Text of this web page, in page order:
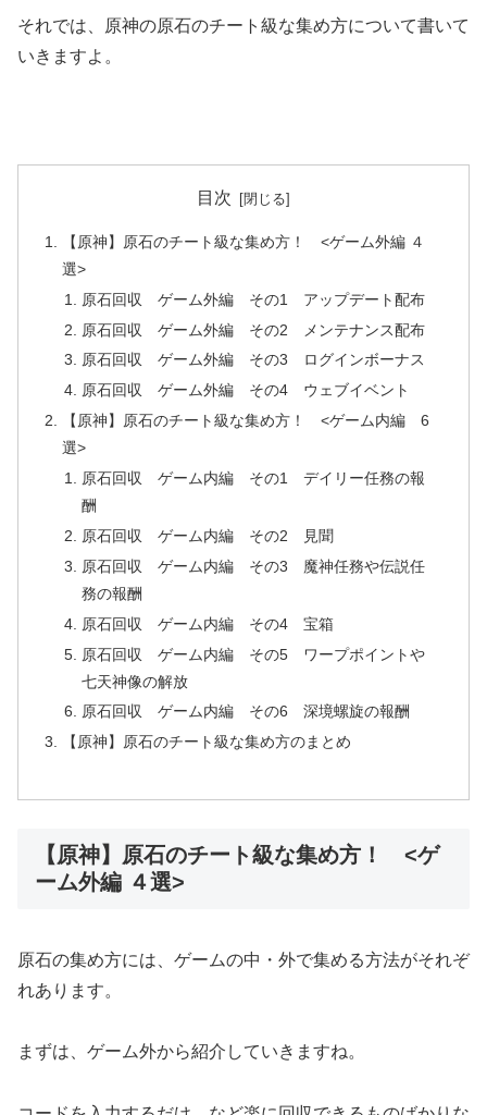
それでは、原神の原石のチート級な集め方について書いて
いきますよ。
目次
【原神】原石のチート級な集め方！ <ゲーム外編 ４
選>
原石回収 ゲーム外編 その1 アップデート配布
原石回収 ゲーム外編 その2 メンテナンス配布
原石回収 ゲーム外編 その3 ログインボーナス
原石回収 ゲーム外編 その4 ウェブイベント
【原神】原石のチート級な集め方！ <ゲーム内編 6
選>
原石回収 ゲーム内編 その1 デイリー任務の報
酬
原石回収 ゲーム内編 その2 見聞
原石回収 ゲーム内編 その3 魔神任務や伝説任
務の報酬
原石回収 ゲーム内編 その4 宝箱
原石回収 ゲーム内編 その5 ワープポイントや
七天神像の解放
原石回収 ゲーム内編 その6 深境螺旋の報酬
【原神】原石のチート級な集め方のまとめ
【原神】原石のチート級な集め方！ <ゲ
ーム外編 ４選>
原石の集め方には、ゲームの中・外で集める方法がそれぞ
れあります。
まずは、ゲーム外から紹介していきますね。